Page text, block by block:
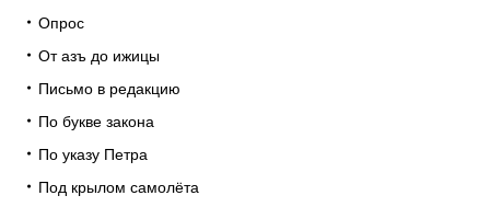
Опрос
От азъ до ижицы
Письмо в редакцию
По букве закона
По указу Петра
Под крылом самолёта